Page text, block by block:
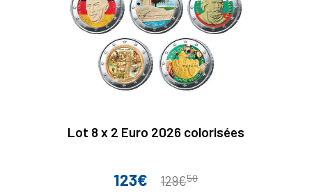
Lot 8 x 2 Euro 2026 colorisées
Prix
123€
Prix
129€50